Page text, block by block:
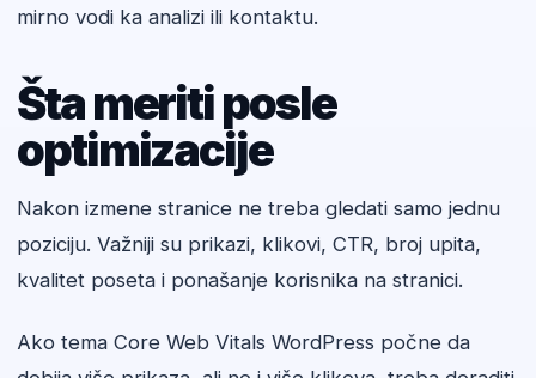
mirno vodi ka analizi ili kontaktu.
Šta meriti posle
optimizacije
Nakon izmene stranice ne treba gledati samo jednu
poziciju. Važniji su prikazi, klikovi, CTR, broj upita,
kvalitet poseta i ponašanje korisnika na stranici.
Ako tema Core Web Vitals WordPress počne da